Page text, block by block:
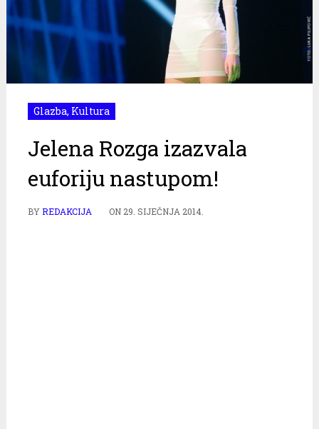
Glazba, Kultura
Jelena Rozga izazvala
euforiju nastupom!
BYREDAKCIJA ON 29. SIJEČNJA 2014.